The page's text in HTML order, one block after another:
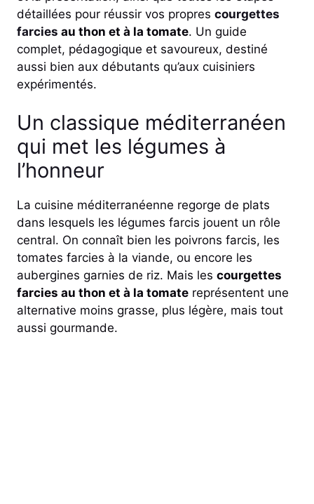
détaillées pour réussir vos propres courgettes
farcies au thon et à la tomate. Un guide
complet, pédagogique et savoureux, destiné
aussi bien aux débutants qu’aux cuisiniers
expérimentés.
Un classique méditerranéen
qui met les légumes à
l’honneur
La cuisine méditerranéenne regorge de plats
dans lesquels les légumes farcis jouent un rôle
central. On connaît bien les poivrons farcis, les
tomates farcies à la viande, ou encore les
aubergines garnies de riz. Mais les courgettes
farcies au thon et à la tomate représentent une
alternative moins grasse, plus légère, mais tout
aussi gourmande.